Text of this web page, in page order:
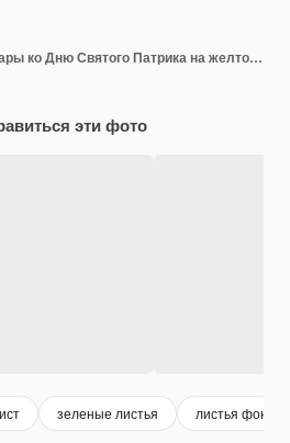
Различные аксессуары ко Дню Святого Патрика на желтом фоне
эти фото
зеленые листья листья фон